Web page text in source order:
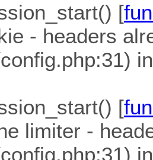
[
- headers
[
limiter -